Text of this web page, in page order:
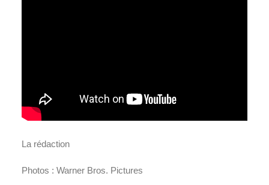
La rédaction
Photos : Warner Bros. Pictures